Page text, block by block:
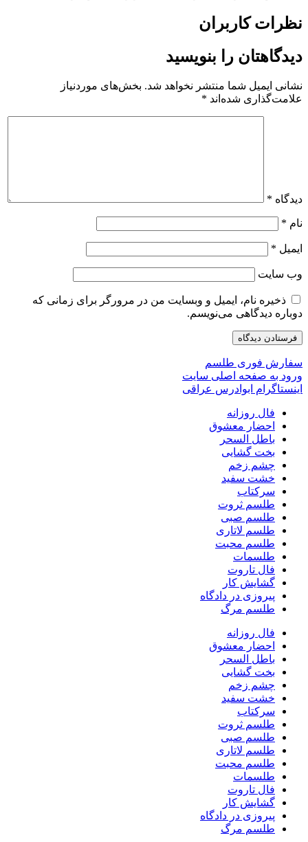
نظرات کاربران
دیدگاهتان را بنویسید
نشانی ایمیل شما منتشر نخواهد شد. بخش‌های موردنیاز
علامت‌گذاری شده‌اند *
دیدگاه *
نام *
ایمیل *
وب‌ سایت
ذخیره نام، ایمیل و وبسایت من در مرورگر برای زمانی که
دوباره دیدگاهی می‌نویسم.
سفارش فوری طلسم
ورود به صفحه اصلی سایت
اینستاگرام ابوادرس عراقی
فال روزانه
احضار معشوق
باطل السحر
بخت گشایی
چشم زخم
خشت سفید
سرکتاب
طلسم ثروت
طلسم صبی
طلسم لاتاری
طلسم محبت
طلسمات
فال تاروت
گشایش کار
پیروزی در دادگاه
طلسم مرگ
فال روزانه
احضار معشوق
باطل السحر
بخت گشایی
چشم زخم
خشت سفید
سرکتاب
طلسم ثروت
طلسم صبی
طلسم لاتاری
طلسم محبت
طلسمات
فال تاروت
گشایش کار
پیروزی در دادگاه
طلسم مرگ